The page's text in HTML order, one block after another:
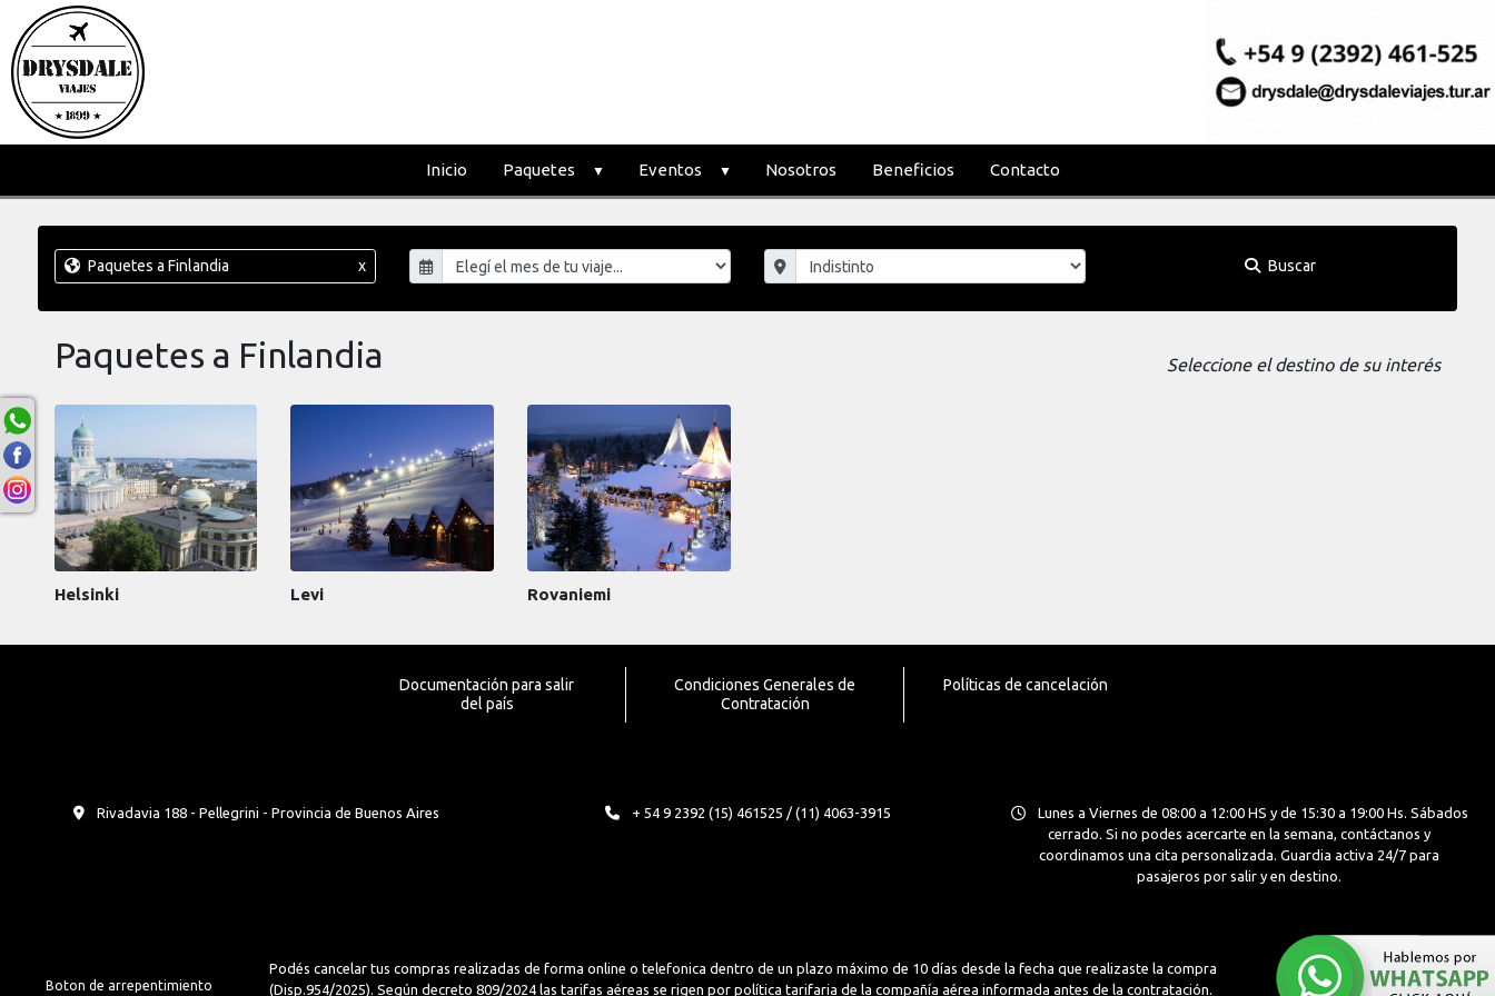
Inicio Paquetes Eventos Nosotros Beneficios Contacto
Paquetes a Finlandia x Buscar
Paquetes a Finlandia Seleccione el destino de su interés
Helsinki Levi Rovaniemi
Documentación para salir
del país
Condiciones Generales de
Contratación
Políticas de cancelación
Rivadavia 188 - Pellegrini - Provincia de Buenos Aires + 54 9 2392 (15) 461525 / (11) 4063-3915
Lunes a Viernes de 08:00 a 12:00 HS y de 15:30 a 19:00 Hs. Sábados
cerrado. Si no podes acercarte en la semana, contáctanos y
coordinamos una cita personalizada. Guardia activa 24/7 para
pasajeros por salir y en destino.
Boton de arrepentimiento
Podés cancelar tus compras realizadas de forma online o telefonica dentro de un plazo máximo de 10 días desde la fecha que realizaste la compra
(Disp.954/2025). Según decreto 809/2024 las tarifas aéreas se rigen por política tarifaria de la compañía aérea informada antes de la contratación.